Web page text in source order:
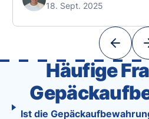
Unlike standard travel apps,
With Tourist, your trip
18. Sept. 2025
Häufige
Ist die